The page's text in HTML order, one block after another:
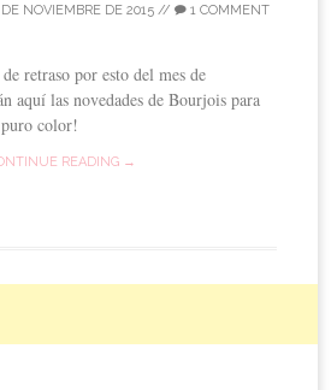
NOVIEMBRE DE 2015 // 1 COMMENT
retraso por esto del mes de
aquí las novedades de Bourjois para
puro color!
READING →